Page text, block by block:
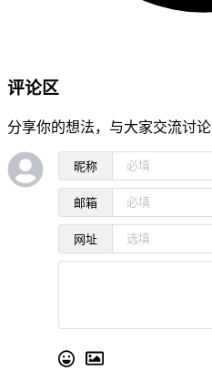
评论区
分享你的想法，与大家交流讨论
昵称
邮箱
网址